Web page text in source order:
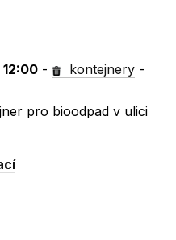
- kontejnery -
pro bioodpad v ulici